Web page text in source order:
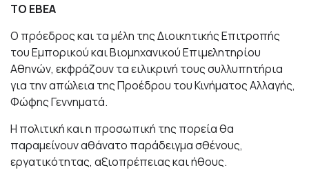
ΤΟ ΕΒΕΑ
Ο πρόεδρος και τα μέλη της Διοικητικής Επιτροπής
του Εμπορικού και Βιομηχανικού Επιμελητηρίου
Αθηνών, εκφράζουν τα ειλικρινή τους συλλυπητήρια
για την απώλεια της Προέδρου του Κινήματος Αλλαγής,
Φώφης Γεννηματά.
Η πολιτική και η προσωπική της πορεία θα
παραμείνουν αθάνατο παράδειγμα σθένους,
εργατικότητας, αξιοπρέπειας και ήθους.